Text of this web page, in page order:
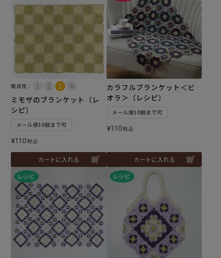
難易度：
ミモザのブランケット（レ
シピ）
メール便10個まで可
¥110税込
カートに入れる
カラフルブランケット＜ビ
オラ＞（レシピ）
メール便10個まで可
¥110税込
カートに入れる